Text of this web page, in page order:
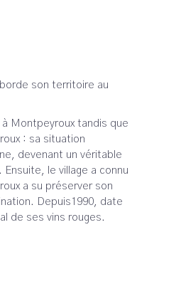
son territoire au
Montpeyroux tandis que
: sa situation
devenant un véritable
le village a connu
a su préserver son
Depuis1990, date
de ses vins rouges.